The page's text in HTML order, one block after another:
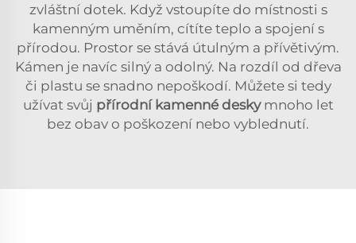
zvláštní dotek. Když vstoupíte do místnosti s
kamenným uměním, cítíte teplo a spojení s
přírodou. Prostor se stává útulným a přívětivým.
Kámen je navíc silný a odolný. Na rozdíl od dřeva
či plastu se snadno nepoškodí. Můžete si tedy
užívat svůj přírodní kamenné desky mnoho let
bez obav o poškození nebo vyblednutí.